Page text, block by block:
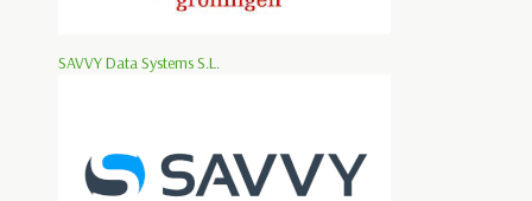
SAVVY Data Systems S.L.